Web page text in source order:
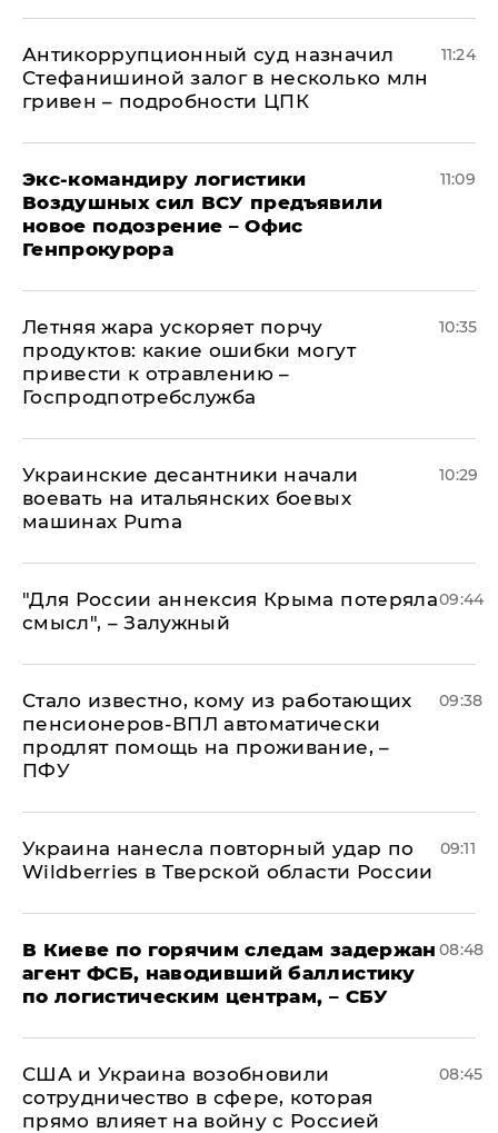
Антикоррупционный суд назначил
Стефанишиной залог в несколько млн
гривен – подробности ЦПК
11:24
Экс-командиру логистики
Воздушных сил ВСУ предъявили
новое подозрение – Офис
Генпрокурора
11:09
Летняя жара ускоряет порчу
продуктов: какие ошибки могут
привести к отравлению –
Госпродпотребслужба
10:35
Украинские десантники начали
воевать на итальянских боевых
машинах Puma
10:29
"Для России аннексия Крыма потеряла
смысл", – Залужный
09:44
Стало известно, кому из работающих
пенсионеров-ВПЛ автоматически
продлят помощь на проживание, –
ПФУ
09:38
Украина нанесла повторный удар по
Wildberries в Тверской области России
09:11
В Киеве по горячим следам задержан
агент ФСБ, наводивший баллистику
по логистическим центрам, – СБУ
08:48
США и Украина возобновили
сотрудничество в сфере, которая
прямо влияет на войну с Россией
08:45